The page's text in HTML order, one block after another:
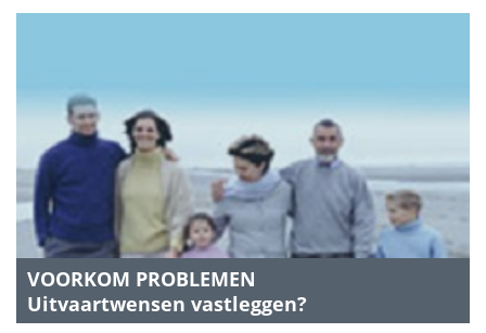
VOORKOM PROBLEMEN
Uitvaartwensen vastleggen?